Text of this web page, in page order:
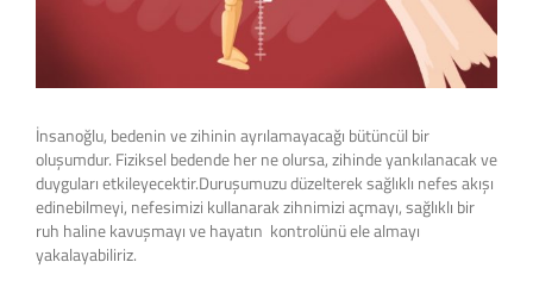
İnsanoğlu, bedenin ve zihinin ayrılamayacağı bütüncül bir
oluşumdur. Fiziksel bedende her ne olursa, zihinde yankılanacak ve
duyguları etkileyecektir.Duruşumuzu düzelterek sağlıklı nefes akışı
edinebilmeyi, nefesimizi kullanarak zihnimizi açmayı, sağlıklı bir
ruh haline kavuşmayı ve hayatın kontrolünü ele almayı
yakalayabiliriz.